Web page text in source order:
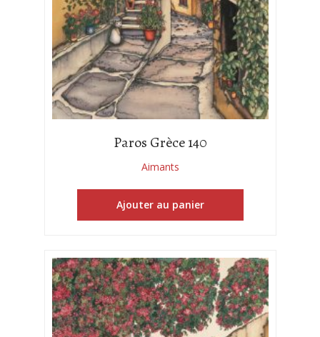
Paros Grèce 140
Aimants
Ajouter au panier